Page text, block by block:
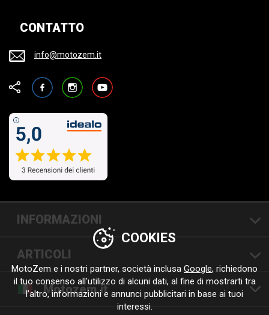
CONTATTO
info@motozem.it
FacebookInstagramYouTube
INFORMAZIONI
ARTICOLI
Motozem.it
COOKIES
MotoZem e i nostri partner, società inclusa Google, richiedono
il tuo consenso all'utilizzo di alcuni dati, al fine di mostrarti tra
l'altro, informazioni e annunci pubblicitari in base ai tuoi
interessi.